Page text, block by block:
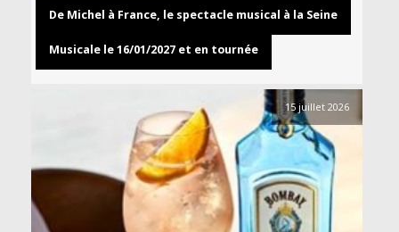
De Michel à France, le spectacle musical à la Seine
Musicale le 16/01/2027 et en tournée
15 juillet 2026